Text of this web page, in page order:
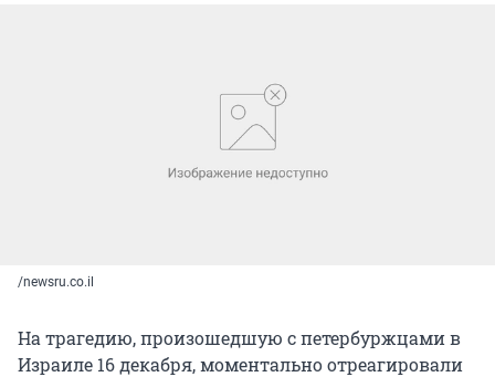
/newsru.co.il
На трагедию, произошедшую с петербуржцами в
Израиле 16 декабря, моментально отреагировали